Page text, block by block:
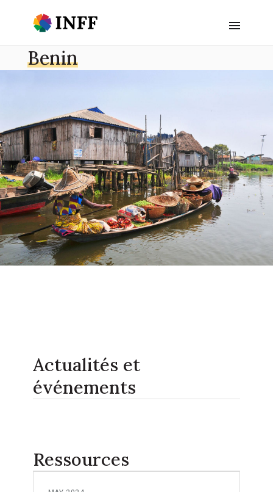
Benin
Actualités et
événements
Ressources